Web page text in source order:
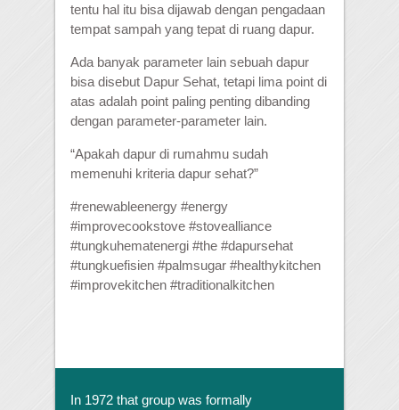
tentu hal itu bisa dijawab dengan pengadaan
tempat sampah yang tepat di ruang dapur.
Ada banyak parameter lain sebuah dapur
bisa disebut Dapur Sehat, tetapi lima point di
atas adalah point paling penting dibanding
dengan parameter-parameter lain.
“Apakah dapur di rumahmu sudah
memenuhi kriteria dapur sehat?”
#renewableenergy #energy
#improvecookstove #stovealliance
#tungkuhematenergi #the #dapursehat
#tungkuefisien #palmsugar #healthykitchen
#improvekitchen #traditionalkitchen
In 1972 that group was formally